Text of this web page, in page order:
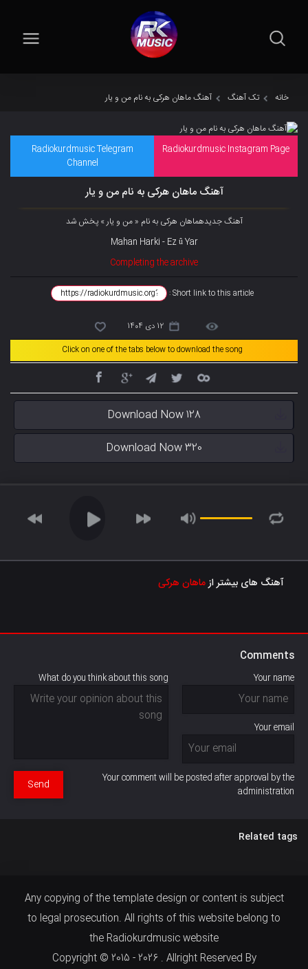
خانه تک آهنگ آهنگ ماهان هرکی به نام من و یار
Radiokurdmusic Instagram Page
Radiokurdmusic Telegram
Channel
آهنگ ماهان هرکی به نام من و یار
آهنگ جدیدهماهان هرکی به نام « من و یار » پخش شد
Mahan Harki - Ez û Yar
Completing the archive
Short link to this article :
12 دی 1404
Click on one of the tabs below to download the song
Download Now 128
Download Now 320
آهنگ های بیشتر ازماهان هرکی
Comments
Your name
Your email
What do you think about this song
Your comment will be posted after approval by the
administration
Send
Related tags
Any copying of the template design or content is subject
to legal prosecution. All rights of this website belong to
the Radiokurdmusic website
Copyright © 2015 - 2026 . Allright Reserved By